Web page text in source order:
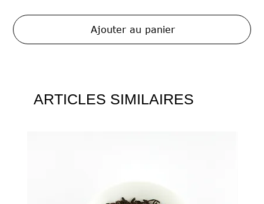
Ajouter au panier
ARTICLES SIMILAIRES